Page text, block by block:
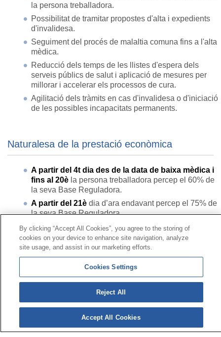
la persona treballadora.
Possibilitat de tramitar propostes d'alta i expedients
d'invalidesa.
Seguiment del procés de malaltia comuna fins a l'alta
mèdica.
Reducció dels temps de les llistes d'espera dels
serveis públics de salut i aplicació de mesures per
millorar i accelerar els processos de cura.
Agilitació dels tràmits en cas d'invalidesa o d'iniciació
de les possibles incapacitats permanents.
Naturalesa de la prestació econòmica
A partir del 4t dia des de la data de baixa mèdica i
fins al 20è la persona treballadora percep el 60% de
la seva Base Reguladora.
A partir del 21è dia d’ara endavant percep el 75% de
la seva Base Reguladora.
Contacte |Perfil del contractant|Reclamacions
Prestacions Especials|Zona Privada Proveïdor Sanitari
© Mutua Universal 2026| Mapa del web
Política de Protecció de Dades | Política de cookies
Segueix-nos a:
By clicking “Accept All Cookies”, you agree to the storing of
cookies on your device to enhance site navigation, analyze
site usage, and assist in our marketing efforts.
Cookies Settings
Reject All
Accept All Cookies